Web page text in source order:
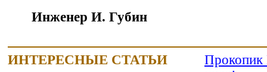
Инженер И. Губин
ИНТЕРЕСНЫЕ СТАТЬИ